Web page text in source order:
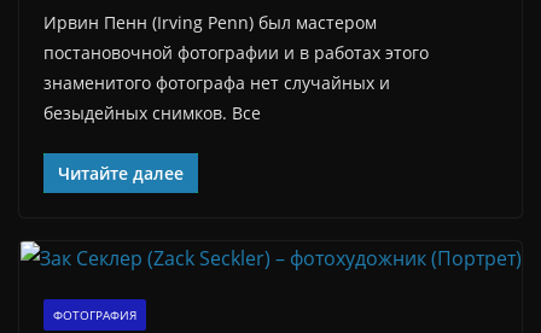
Ирвин Пенн (Irving Penn) был мастером
постановочной фотографии и в работах этого
знаменитого фотографа нет случайных и
безыдейных снимков. Все
Читайте далее
ФОТОГРАФИЯ